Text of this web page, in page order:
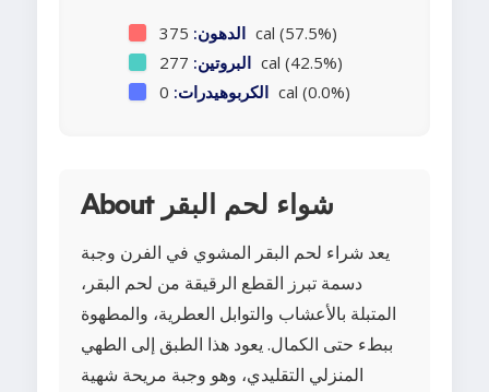
الدهون: 375 cal (57.5%)
البروتين: 277 cal (42.5%)
الكربوهيدرات: 0 cal (0.0%)
About شواء لحم البقر
يعد شراء لحم البقر المشوي في الفرن وجبة
دسمة تبرز القطع الرقيقة من لحم البقر،
المتبلة بالأعشاب والتوابل العطرية، والمطهوة
ببطء حتى الكمال. يعود هذا الطبق إلى الطهي
المنزلي التقليدي، وهو وجبة مريحة شهية